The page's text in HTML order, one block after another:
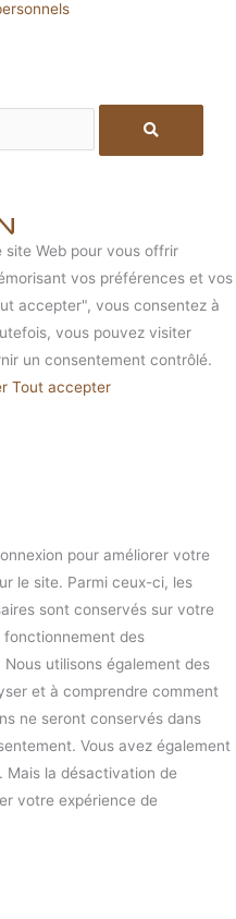
site Web pour vous offrir
vos préférences et vos
accepter", vous consentez à
vous pouvez visiter
un consentement contrôlé.
Tout accepter
pour améliorer votre
le site. Parmi ceux-ci, les
sont conservés sur votre
fonctionnement des
utilisons également des
et à comprendre comment
ne seront conservés dans
Vous avez également
Mais la désactivation de
votre expérience de